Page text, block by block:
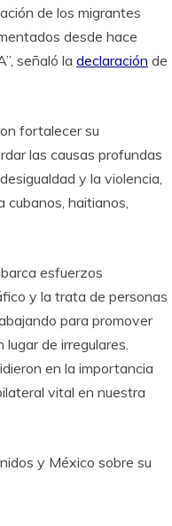
de los migrantes
desde hace
señaló la declaración de
fortalecer su
las causas profundas
y la violencia,
cubanos, haitianos,
esfuerzos
y la trata de personas
para promover
de irregulares.
en la importancia
vital en nuestra
y México sobre su